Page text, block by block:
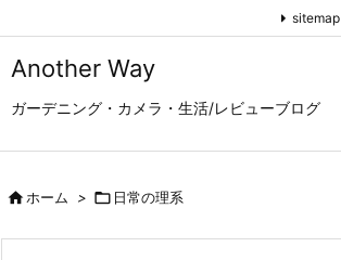
Another Way
ガーデニング・カメラ・生活/レビューブログ
sitemap
ホーム >  日常の理系